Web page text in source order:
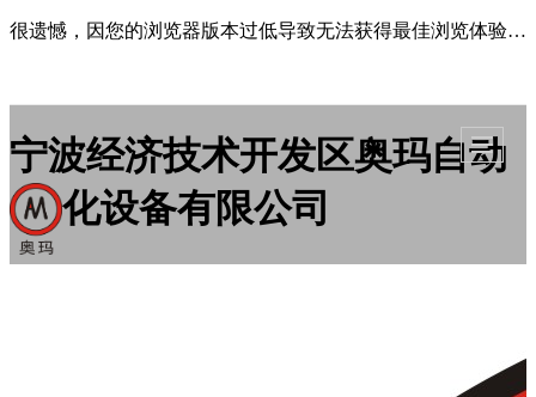
很遗憾，因您的浏览器版本过低导致无法获得最佳浏览体验，推荐下载安装谷歌浏览器！
宁波经济技术开发区奥玛自动
化设备有限公司